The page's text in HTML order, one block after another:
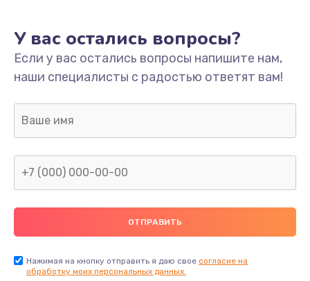
У вас остались вопросы?
Если у вас остались вопросы напишите нам,
наши специалисты с радостью ответят вам!
Нажимая на кнопку отправить я даю свое согласие на
обработку моих персональных данных.